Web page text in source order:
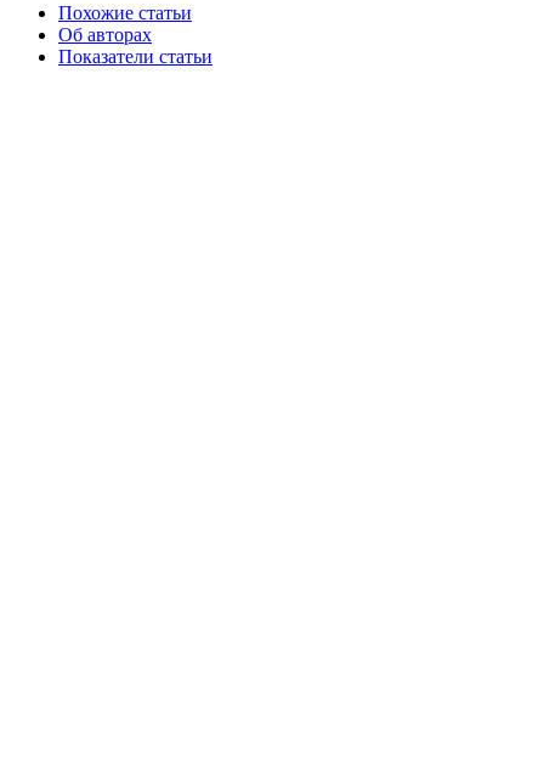
Похожие статьи
Об авторах
Показатели статьи